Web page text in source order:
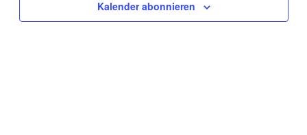
Kalender abonnieren